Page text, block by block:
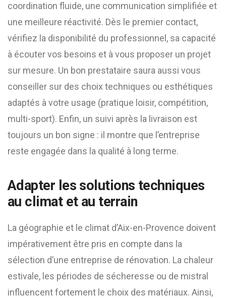
coordination fluide, une communication simplifiée et
une meilleure réactivité. Dès le premier contact,
vérifiez la disponibilité du professionnel, sa capacité
à écouter vos besoins et à vous proposer un projet
sur mesure. Un bon prestataire saura aussi vous
conseiller sur des choix techniques ou esthétiques
adaptés à votre usage (pratique loisir, compétition,
multi-sport). Enfin, un suivi après la livraison est
toujours un bon signe : il montre que l’entreprise
reste engagée dans la qualité à long terme.
Adapter les solutions techniques
au climat et au terrain
La géographie et le climat d’Aix-en-Provence doivent
impérativement être pris en compte dans la
sélection d’une entreprise de rénovation. La chaleur
estivale, les périodes de sécheresse ou de mistral
influencent fortement le choix des matériaux. Ainsi,